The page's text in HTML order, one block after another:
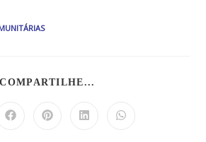
COMPARTILHE...